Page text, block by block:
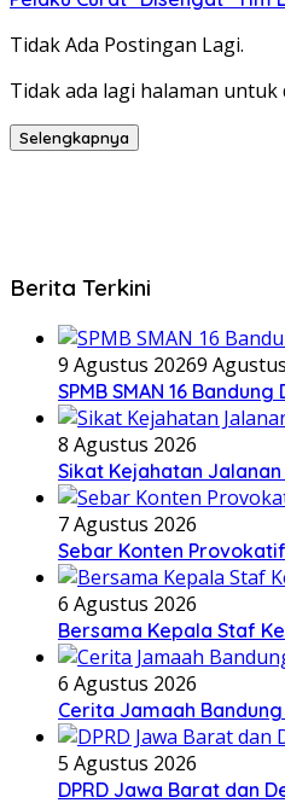
Tidak Ada Postingan Lagi.
Tidak ada lagi halaman untuk
Selengkapnya
Berita Terkini
9 Agustus 20269
SPMB SMAN 16
8 Agustus 2026
Sikat Kejahatan Jalanan
7 Agustus 2026
Sebar Konten
6 Agustus 2026
Bersama Kepala Staf
6 Agustus 2026
Cerita Jamaah
5 Agustus 2026
DPRD Jawa Barat dan